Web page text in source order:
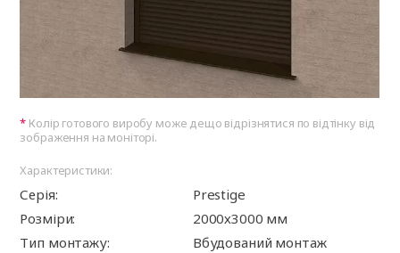
Колір готового виробу може дещо відрізнятися по відтінку від
зображення на моніторі.
Характеристики:
Серія:
Prestige
Розміри:
2000х3000 мм
Тип монтажу:
Вбудований монтаж